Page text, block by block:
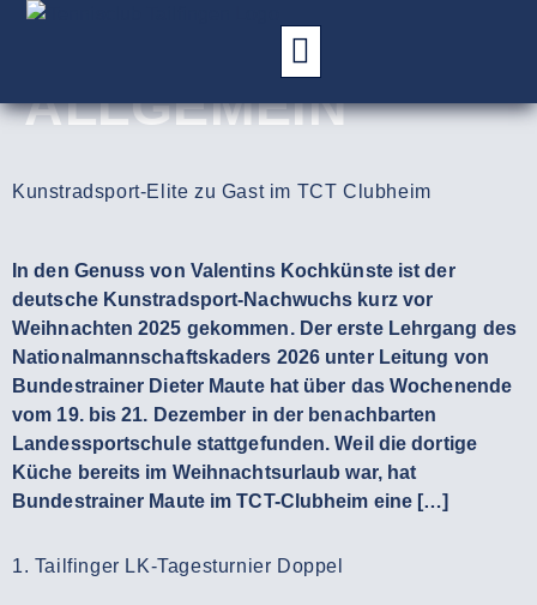
KATEGORIE:
ALLGEMEIN
Kunstradsport-Elite zu Gast im TCT Clubheim
In den Genuss von Valentins Kochkünste ist der
deutsche Kunstradsport-Nachwuchs kurz vor
Weihnachten 2025 gekommen. Der erste Lehrgang des
Nationalmannschaftskaders 2026 unter Leitung von
Bundestrainer Dieter Maute hat über das Wochenende
vom 19. bis 21. Dezember in der benachbarten
Landessportschule stattgefunden. Weil die dortige
Küche bereits im Weihnachtsurlaub war, hat
Bundestrainer Maute im TCT-Clubheim eine […]
1. Tailfinger LK-Tagesturnier Doppel